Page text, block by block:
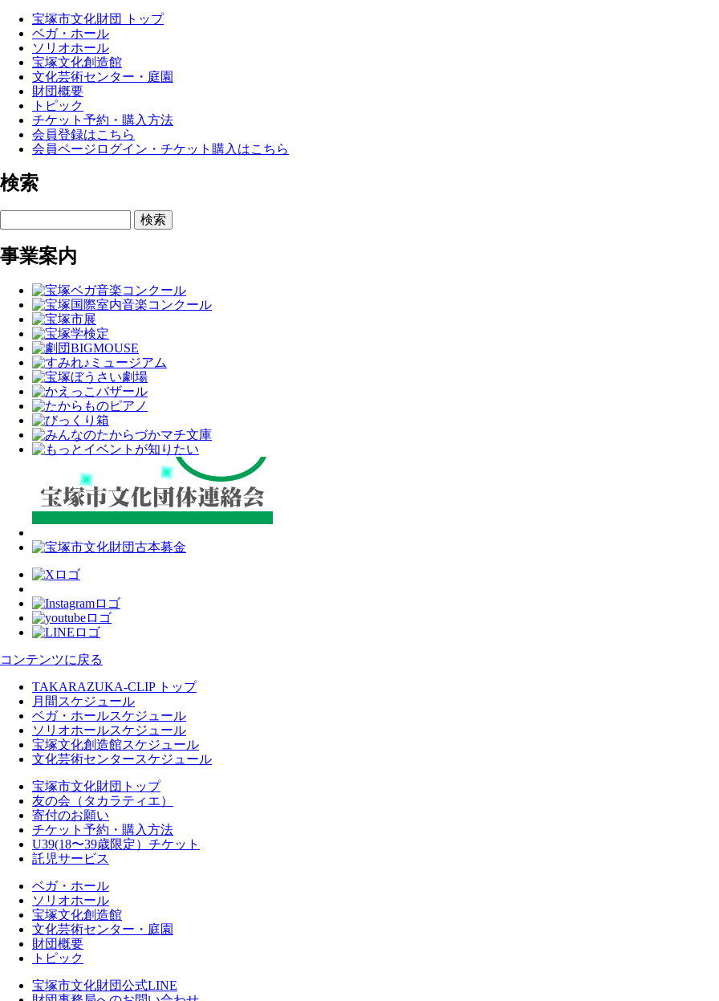
宝塚市文化財団 トップ
ベガ・ホール
ソリオホール
宝塚文化創造館
文化芸術センター・庭園
財団概要
トピック
チケット予約・購入方法
会員登録はこちら
会員ページログイン・チケット購入はこちら
検索
検索
事業案内
コンテンツに戻る
TAKARAZUKA-CLIP トップ
月間スケジュール
ベガ・ホールスケジュール
ソリオホールスケジュール
宝塚文化創造館スケジュール
文化芸術センタースケジュール
宝塚市文化財団トップ
友の会（タカラティエ）
寄付のお願い
チケット予約・購入方法
U39(18〜39歳限定）チケット
託児サービス
ベガ・ホール
ソリオホール
宝塚文化創造館
文化芸術センター・庭園
財団概要
トピック
宝塚市文化財団公式LINE